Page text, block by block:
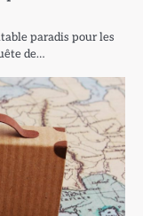
paradis pour les
de…